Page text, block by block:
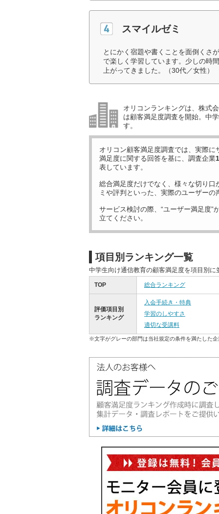
スマイルゼミ
とにかく宿題や書くことを面倒くさ
で楽しく学習しています。少しの時
上がってきました。（30代／女性）
オリコンランキングは、株式
は顧客満足度調査を開始。中
す。
オリコン顧客満足度調査では、実際に
満足度に関する回答を基に、調査企業
表しています。
総合満足度だけでなく、様々な切り口
ミや評判といった、実際のユーザーの
サービス検討の際、“ユーザー満足度”
立てください。
項目別ランキング一覧
中学生向け通信教育の顧客満足度を項目別
TOP 総合ランキング
評価項目別
ランキング
入会手続き・特典
学習のしやすさ
適切な受講料
※文字がグレーの部門は当社規定の条件を満たした